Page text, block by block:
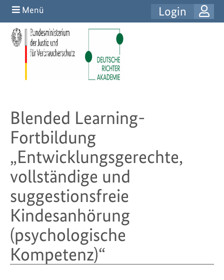
Menü Login
Blended Learning-
Fortbildung
„Entwicklungsgerechte,
vollständige und
suggestionsfreie
Kindesanhörung
(psychologische
Kompetenz)“